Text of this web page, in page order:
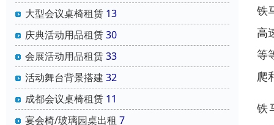
大型会议桌椅租赁 13
庆典活动用品租赁30
会展活动用品租赁33
活动舞台背景搭建 32
成都会议桌椅租赁 11
宴会椅/玻璃园桌出租 7
铁
高
等
爬
铁